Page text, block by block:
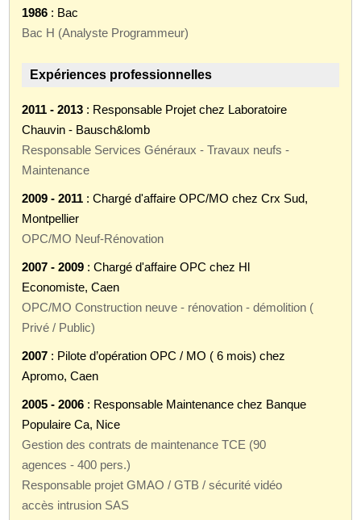
1986 : Bac
Bac H (Analyste Programmeur)
Expériences professionnelles
2011 - 2013 : Responsable Projet chez Laboratoire
Chauvin - Bausch&lomb
Responsable Services Généraux - Travaux neufs -
Maintenance
2009 - 2011 : Chargé d'affaire OPC/MO chez Crx Sud,
Montpellier
OPC/MO Neuf-Rénovation
2007 - 2009 : Chargé d'affaire OPC chez Hl
Economiste, Caen
OPC/MO Construction neuve - rénovation - démolition (
Privé / Public)
2007 : Pilote d’opération OPC / MO ( 6 mois) chez
Apromo, Caen
2005 - 2006 : Responsable Maintenance chez Banque
Populaire Ca, Nice
Gestion des contrats de maintenance TCE (90
agences - 400 pers.)
Responsable projet GMAO / GTB / sécurité vidéo
accès intrusion SAS